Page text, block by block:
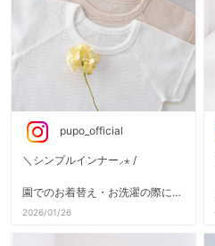
pupo_official
＼シンプルインナー⸝⋆ /
園でのお着替え・お洗濯の際に便
利な
2026/01/26